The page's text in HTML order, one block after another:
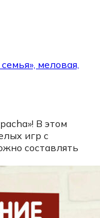
меловая,
В этом
игр с
составлять